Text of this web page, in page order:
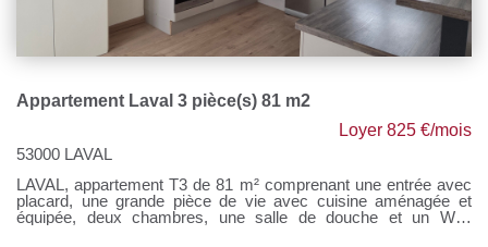
Appartement Laval 3 pièce(s) 81 m2
Loyer 825 €/mois
53000 LAVAL
LAVAL, appartement T3 de 81 m² comprenant une entrée avec
placard, une grande pièce de vie avec cuisine aménagée et
équipée, deux chambres, une salle de douche et un WC.